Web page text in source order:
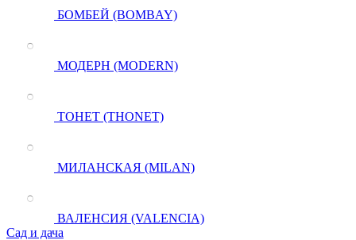
БОМБЕЙ (BOMBAY)
МОДЕРН (MODERN)
ТОНЕТ (THONET)
МИЛАНСКАЯ (MILAN)
ВАЛЕНСИЯ (VALENCIA)
Сад и дача